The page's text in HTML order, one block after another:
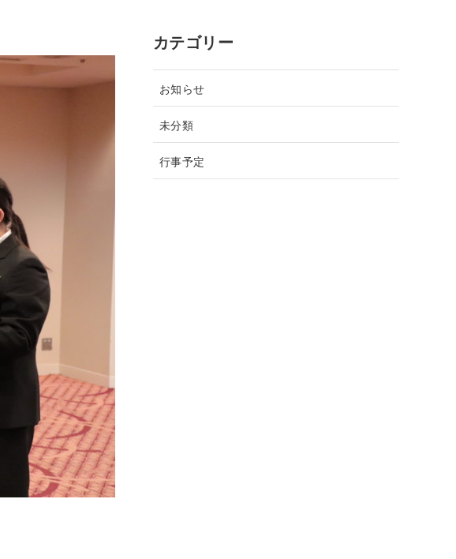
カテゴリー
お知らせ
未分類
行事予定